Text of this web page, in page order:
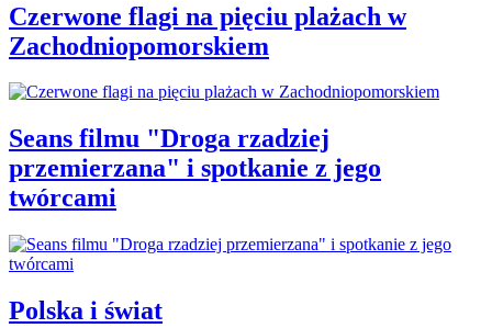
Czerwone flagi na pięciu plażach w
Zachodniopomorskiem
Seans filmu "Droga rzadziej
przemierzana" i spotkanie z jego
twórcami
Polska i świat